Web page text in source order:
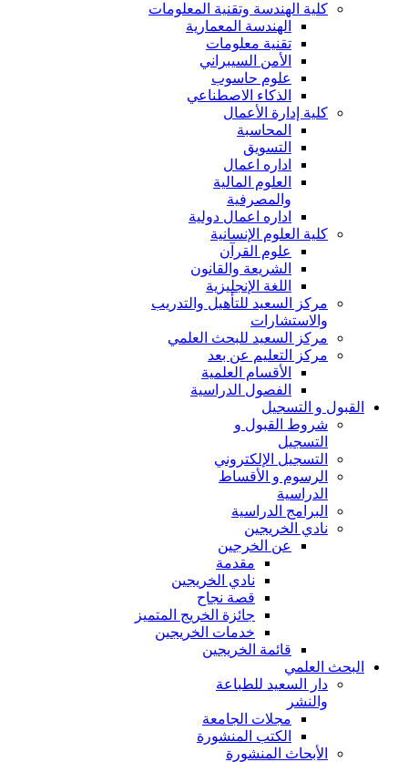
كلية الهندسة وتقنية المعلومات
الهندسة المعمارية
تقنية معلومات
الأمن السيبراني
علوم حاسوب
الذكاء الاصطناعي
كلية إدارة الأعمال
المحاسبة
التسويق
اداره اعمال
العلوم المالية
والمصرفية
اداره اعمال دولية
كلية العلوم الإنسانية
علوم القرآن
الشريعة والقانون
اللغة الإنجليزية
مركز السعيد للتأهيل والتدريب
والاستشارات
مركز السعيد للبحث العلمي
مركز التعليم عن بعد
الأقسام العلمية
الفصول الدراسية
القبول و التسجيل
شروط القبول و
التسجيل
التسجيل الإلكتروني
الرسوم و الأقساط
الدراسية
البرامج الدراسية
نادي الخريجين
عن الخرجين
مقدمة
نادي الخريجين
قصة نجاح
جائزة الخريج المتميز
خدمات الخريجين
قائمة الخريجين
البحث العلمي
دار السعيد للطباعة
والنشر
مجلات الجامعة
الكتب المنشورة
الأبحاث المنشورة